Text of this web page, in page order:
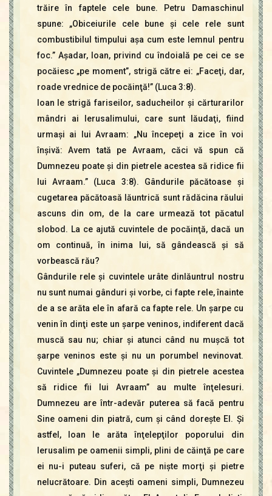
trăire în faptele cele bune. Petru Damaschinul
spune: „Obiceiurile cele bune şi cele rele sunt
combustibilul timpului aşa cum este lemnul pentru
foc.” Aşadar, Ioan, privind cu îndoială pe cei ce se
pocăiesc „pe moment”, strigă către ei: „Faceţi, dar,
roade vrednice de pocăinţă!” (Luca 3:8).
Ioan le strigă fariseilor, saducheilor şi cărturarilor
mândri ai Ierusalimului, care sunt lăudaţi, fiind
urmaşi ai lui Avraam: „Nu începeţi a zice în voi
înşivă: Avem tată pe Avraam, căci vă spun că
Dumnezeu poate şi din pietrele acestea să ridice fii
lui Avraam.” (Luca 3:8). Gândurile păcătoase şi
cugetarea păcătoasă lăuntrică sunt rădăcina răului
ascuns din om, de la care urmează tot păcatul
slobod. La ce ajută cuvintele de pocăinţă, dacă un
om continuă, în inima lui, să gândească şi să
vorbească rău?
Gândurile rele şi cuvintele urâte dinlăuntrul nostru
nu sunt numai gânduri şi vorbe, ci fapte rele, înainte
de a se arăta ele în afară ca fapte rele. Un şarpe cu
venin în dinţi este un şarpe veninos, indiferent dacă
muscă sau nu; chiar şi atunci când nu muşcă tot
şarpe veninos este şi nu un porumbel nevinovat.
Cuvintele „Dumnezeu poate şi din pietrele acestea
să ridice fii lui Avraam” au multe înţelesuri.
Dumnezeu are într-adevăr puterea să facă pentru
Sine oameni din piatră, cum şi când doreşte El. Şi
astfel, Ioan le arăta înţelepţilor poporului din
Ierusalim pe oamenii simpli, plini de căinţă pe care
ei nu-i puteau suferi, că pe nişte morţi şi pietre
nelucrătoare. Din aceşti oameni simpli, Dumnezeu